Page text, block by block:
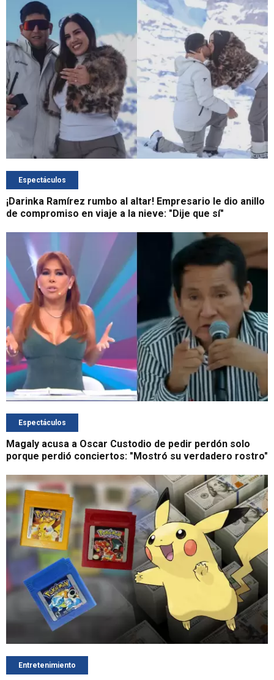
Espectáculos
¡Darinka Ramírez rumbo al altar! Empresario le dio anillo
de compromiso en viaje a la nieve: "Dije que sí"
Espectáculos
Magaly acusa a Oscar Custodio de pedir perdón solo
porque perdió conciertos: "Mostró su verdadero rostro"
Entretenimiento